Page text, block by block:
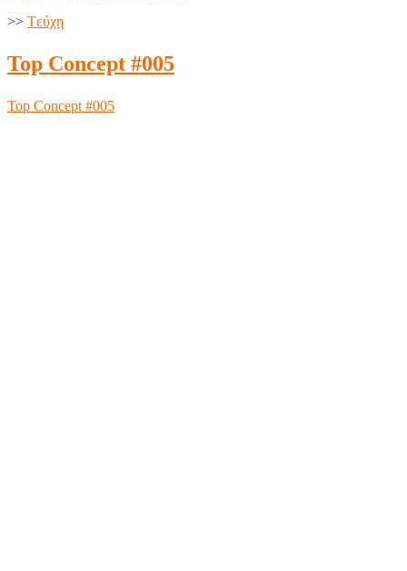
>> Tεύχη
Top Concept #005
Top Concept #005